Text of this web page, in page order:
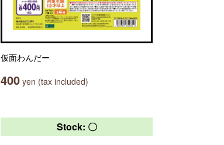
仮面わんだー
400 yen (tax included)
Stock: 〇